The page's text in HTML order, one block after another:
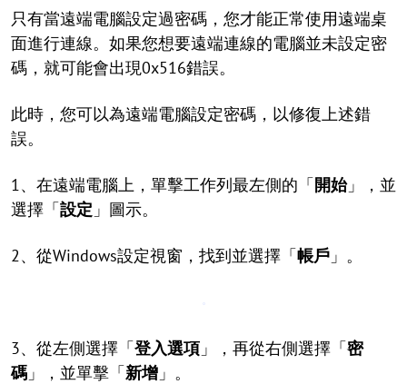
只有當遠端電腦設定過密碼，您才能正常使用遠端桌
面進行連線。如果您想要遠端連線的電腦並未設定密
碼，就可能會出現0x516錯誤。
此時，您可以為遠端電腦設定密碼，以修復上述錯
誤。
1、在遠端電腦上，單擊工作列最左側的「開始」，並
選擇「設定 」圖示。
2、從Windows設定視窗，找到並選擇「帳戶 」。
3、從左側選擇「登入選項 」，再從右側選擇「密
碼 」，並單擊「新增 」。